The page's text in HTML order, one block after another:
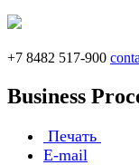
+7 8482 517-900
Business
Печать
E-mail